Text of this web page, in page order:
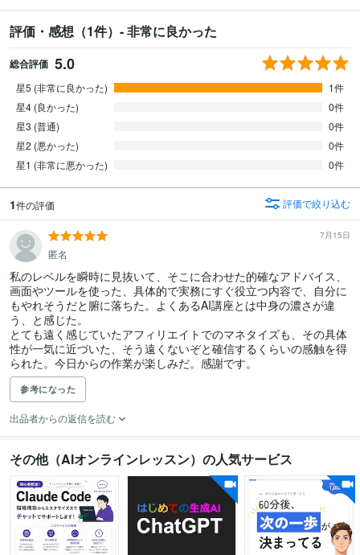
評価・感想（1件）- 非常に良かった
総合評価 5.0
星5 (非常に良かった)
1件
星4 (良かった)
0件
星3 (普通)
0件
星2 (悪かった)
0件
星1 (非常に悪かった)
0件
1件の評価 評価で絞り込む
7月15日
匿名
私のレベルを瞬時に見抜いて、そこに合わせた的確なアドバイス、
画面やツールを使った、具体的で実務にすぐ役立つ内容で、自分に
もやれそうだと腑に落ちた。よくあるAI講座とは中身の濃さが違
う、と感じた。
とても遠く感じていたアフィリエイトでのマネタイズも、その具体
性が一気に近づいた、そう遠くないぞと確信するくらいの感触を得
られた。今日からの作業が楽しみだ。感謝です。
参考になった
出品者からの返信を読む
その他（AIオンラインレッスン）の人気サービス